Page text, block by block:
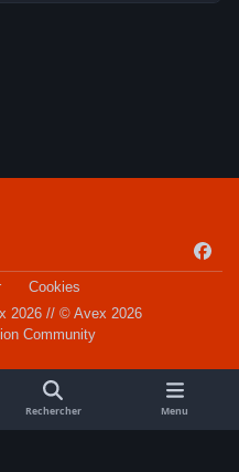
a
o
k
Cookies
2026 // © Avex 2026
Community
Rechercher Menu